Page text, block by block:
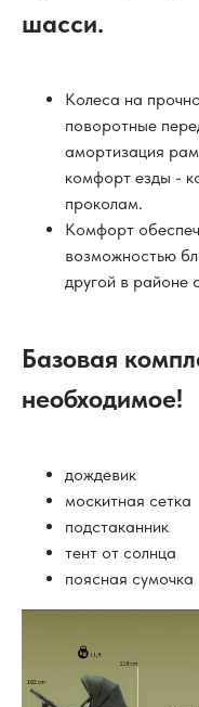
шасси.
Колеса на
поворотные
амортизация
комфорт езды -
проколам.
Комфорт
возможностью
другой в районе
Базовая
необходимое!
дождевик
москитная сетка
подстаканник
тент от солнца
поясная сумочка